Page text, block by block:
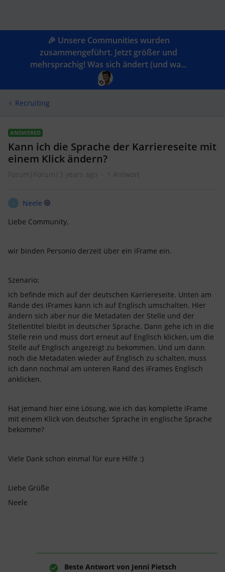
🎉 Unsere Communities wurden
zusammengeführt. Jetzt größer und
mehrsprachig! Was sich ändert (und wa...
Recruiting
ANSWERED
Kann ich die Sprache der Karriereseite mit
einem Klick ändern?
Forum|Forum|3 years ago 1 Antwort
N
Neele
Liebe Community,
wir binden Personio derzeit über ein iFrame ein.
Szenario:
Ich befinde mich auf der deutschen Karriereseite. Unten am
Rande des iFrames kann ich auf Englisch umschalten. Hier
ändern sich aber nur die Metadaten der Stelle und der
Stellentitel bleibt in deutscher Sprache. Dann gehe ich in die
Stelle rein und muss dort erneut auf Englisch klicken, um die
Stelle auf Englisch angezeigt zu bekommen. Und um dann
noch die Metadaten wieder auf Englisch zu schalten, muss
ich dann nochmal am unteren Rand des iFrames Englisch
anklicken.
Hat jemand hier eine Lösung, wie ich das komplette iFrame
mit einem Klick von deutscher Sprache in englische Sprache
bekomme?
Viele Dank schon einmal für eure Hilfe :)
Liebe Grüße
Neele
Beste Antwort von Jenni Pietsch